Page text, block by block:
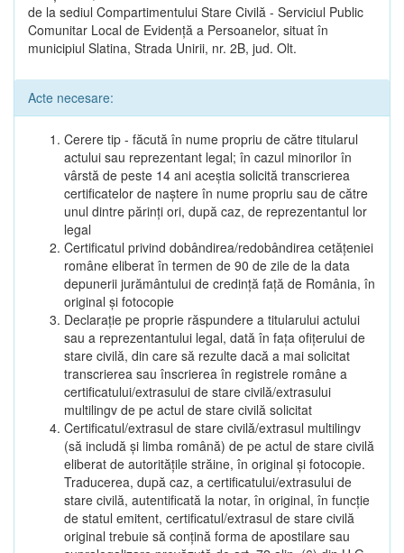
de la sediul Compartimentului Stare Civilă - Serviciul Public
Comunitar Local de Evidență a Persoanelor, situat în
municipiul Slatina, Strada Unirii, nr. 2B, jud. Olt.
Acte necesare:
Cerere tip - făcută în nume propriu de către titularul
actului sau reprezentant legal; în cazul minorilor în
vârstă de peste 14 ani aceștia solicită transcrierea
certificatelor de naștere în nume propriu sau de către
unul dintre părinți ori, după caz, de reprezentantul lor
legal
Certificatul privind dobândirea/redobândirea cetățeniei
române eliberat în termen de 90 de zile de la data
depunerii jurământului de credință față de România, în
original și fotocopie
Declarație pe proprie răspundere a titularului actului
sau a reprezentantului legal, dată în fața ofițerului de
stare civilă, din care să rezulte dacă a mai solicitat
transcrierea sau înscrierea în registrele române a
certificatului/extrasului de stare civilă/extrasului
multilingv de pe actul de stare civilă solicitat
Certificatul/extrasul de stare civilă/extrasul multilingv
(să includă și limba română) de pe actul de stare civilă
eliberat de autoritățile străine, în original și fotocopie.
Traducerea, după caz, a certificatului/extrasului de
stare civilă, autentificată la notar, în original, în funcție
de statul emitent, certificatul/extrasul de stare civilă
original trebuie să conțină forma de apostilare sau